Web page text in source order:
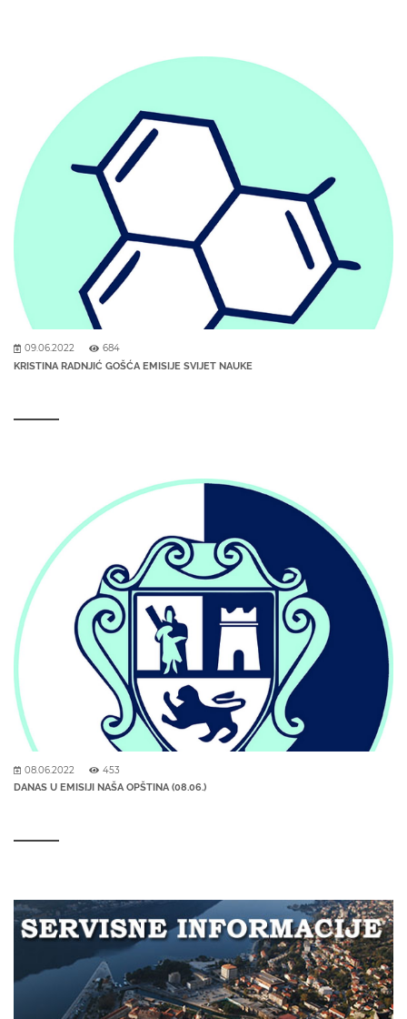
09.06.2022 684
KRISTINA RADNJIĆ GOŠĆA EMISIJE SVIJET NAUKE
08.06.2022 453
DANAS U EMISIJI NAŠA OPŠTINA (08.06.)